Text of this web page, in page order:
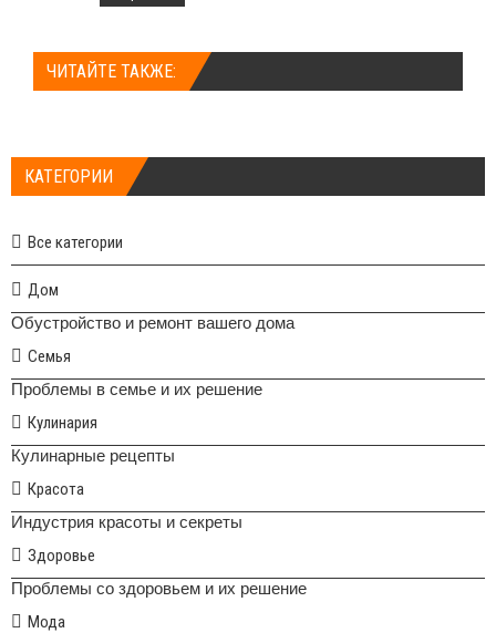
ЧИТАЙТЕ ТАКЖЕ:
КАТЕГОРИИ
Все категории
Дом
Обустройство и ремонт вашего дома
Семья
Проблемы в семье и их решение
Кулинария
Кулинарные рецепты
Красота
Индустрия красоты и секреты
Здоровье
Проблемы со здоровьем и их решение
Мода